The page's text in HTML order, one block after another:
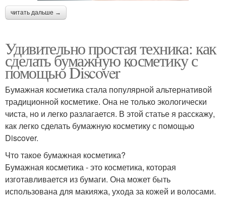
читать дальше →
Удивительно простая техника: как
сделать бумажную косметику с
помощью Discover
Бумажная косметика стала популярной альтернативой
традиционной косметике. Она не только экологически
чиста, но и легко разлагается. В этой статье я расскажу,
как легко сделать бумажную косметику с помощью
Discover.
Что такое бумажная косметика?
Бумажная косметика - это косметика, которая
изготавливается из бумаги. Она может быть
использована для макияжа, ухода за кожей и волосами.